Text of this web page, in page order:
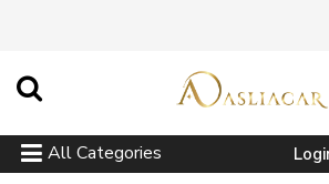
All Categories